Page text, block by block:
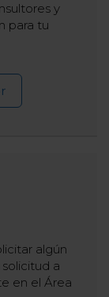
y
para tu
algún
a
en el Área